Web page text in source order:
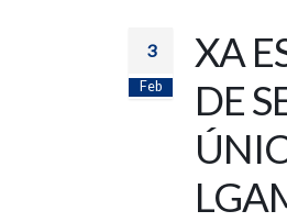
3
Feb
XA
DE